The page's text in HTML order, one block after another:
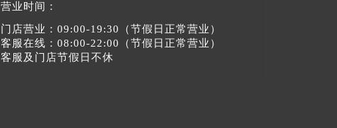
营业时间：
门店营业：09:00-19:30（节假日正常营业）
客服在线：08:00-22:00（节假日正常营业）
客服及门店节假日不休